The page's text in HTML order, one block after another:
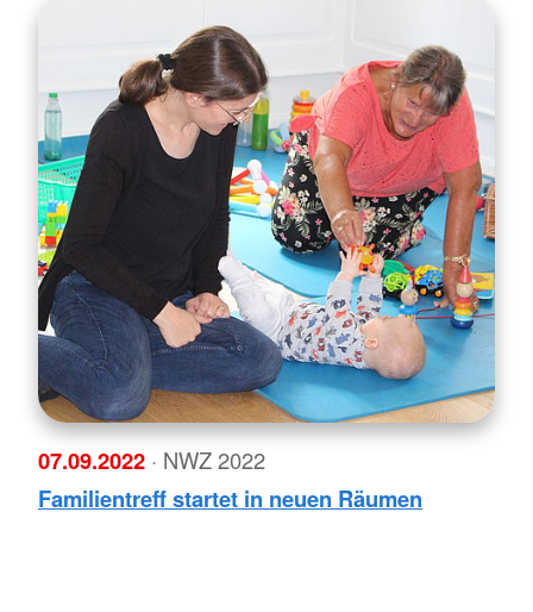
07.09.2022 · NWZ 2022
Familientreff startet in neuen Räumen